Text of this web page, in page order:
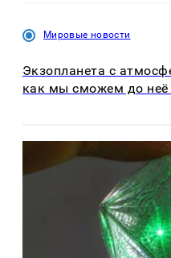
Мировые новости
Экзопланета с
как мы сможем до неё